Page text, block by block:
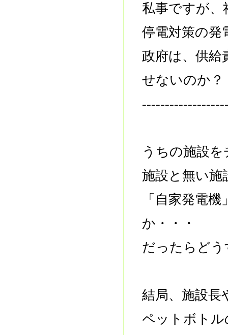
私事ですが、
停電対策の発
政府は、供給
せないのか？
うちの施設
施設と無い施
「自家発電
か・・・
だったらど
結局、施設長
ペットボトル